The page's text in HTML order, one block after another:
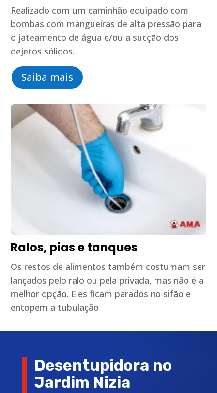
Realizado com um caminhão equipado com
bombas com mangueiras de alta pressão para
o jateamento de água e/ou a sucção dos
dejetos sólidos.
Saiba mais
Ralos, pias e tanques
Os restos de alimentos também costumam ser
lançados pelo ralo ou pela privada, mas não é a
melhor opção. Eles ficam parados no sifão e
entopem a tubulação
Desentupidora no
Jardim Nizia